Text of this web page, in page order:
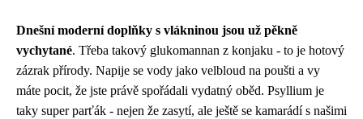
Dnešní moderní doplňky s vlákninou jsou už pěkně
vychytané. Třeba takový glukomannan z konjaku - to je hotový
zázrak přírody. Napije se vody jako velbloud na poušti a vy
máte pocit, že jste právě spořádali vydatný oběd. Psyllium je
taky super parťák - nejen že zasytí, ale ještě se kamarádí s našimi